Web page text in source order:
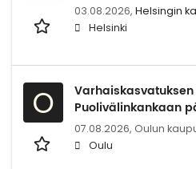
03.08.2026, Helsingin
Helsinki
O
Puolivälinkankaan
07.08.2026, Oulun
Oulu